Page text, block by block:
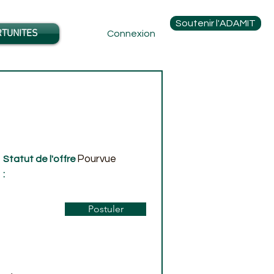
Connexion
Soutenir l'ADAMIT
Statut de l'offre
:
Pourvue
Postuler